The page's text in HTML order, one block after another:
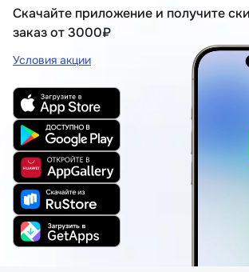
Скачайте приложение и получите
заказ от 3000₽
Условия акции